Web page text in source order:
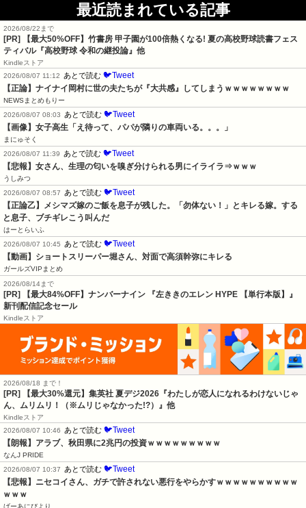
最近読まれている記事
2026/08/22まで
[PR] 【最大50%OFF】竹書房 甲子園が100倍熱くなる! 夏の高校野球読書フェス
ティバル『高校野球 令和の継投論』他
Kindleストア
2026/08/07 11:12
あとで読む 🐦Tweet
【正論】ナイナイ岡村に世の夫たちが『大共感』してしまうｗｗｗｗｗｗｗｗ
NEWSまとめもりー
2026/08/07 08:03
あとで読む 🐦Tweet
【画像】女子高生「え待って、パパが隣りの車両いる。。。」
まにゅそく
2026/08/07 11:39
あとで読む 🐦Tweet
【悲報】女さん、生理の匂いを嗅ぎ分けられる男にイライラ⇒ｗｗｗ
うしみつ
2026/08/07 08:57
あとで読む 🐦Tweet
【正論乙】メシマズ嫁のご飯を息子が残した。「勿体ない！」とキレる嫁。する
と息子、ブチギレこう叫んだ
はーとらいふ
2026/08/07 10:45
あとで読む 🐦Tweet
【動画】ショートスリーパー堀さん、対面で高須幹弥にキレる
ガールズVIPまとめ
2026/08/14まで
[PR] 【最大84%OFF】ナンバーナイン 『左ききのエレン HYPE 【単行本版】』
新刊配信記念セール
Kindleストア
2026/08/18 まで！
[PR]
【最大30%還元】集英社 夏デジ2026『わたしが恋人になれるわけないじゃ
ん、ムリムリ！（※ムリじゃなかった!?）』他
Kindleストア
2026/08/07 10:46
あとで読む 🐦Tweet
【朗報】アラブ、秋田県に2兆円の投資ｗｗｗｗｗｗｗｗｗ
なんJ PRIDE
2026/08/07 10:37
あとで読む 🐦Tweet
【悲報】ニセコイさん、ガチで許されない悪行をやらかすｗｗｗｗｗｗｗｗｗｗ
ｗｗｗ